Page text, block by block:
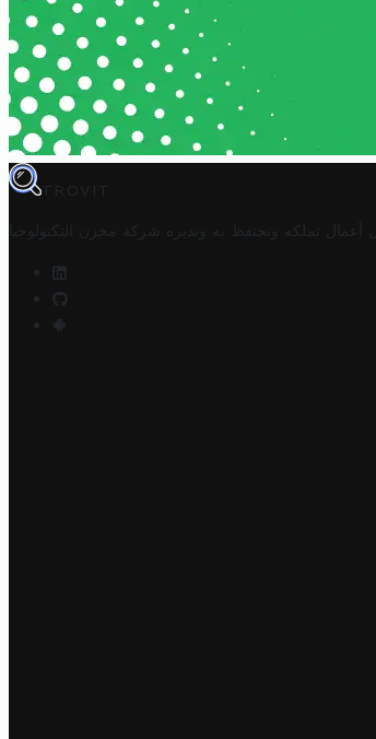
TROVIT
أعمال تملكه وتحتفظ به وتديره شركة مخزن التكنولوجيا